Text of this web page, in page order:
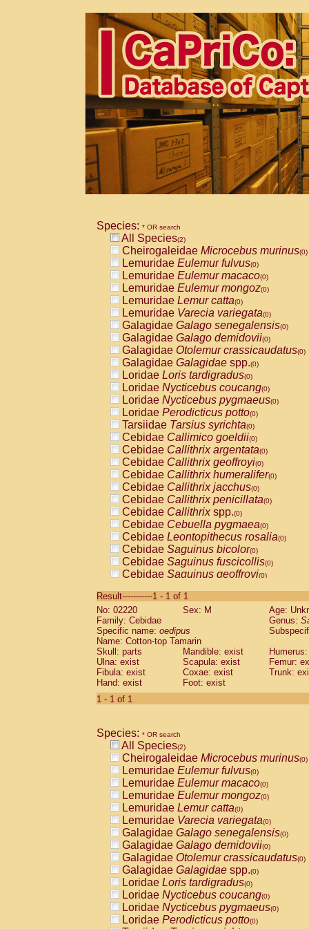
Species: * OR search
All Species(2)
Cheirogaleidae Microcebus murinus(0)
Lemuridae Eulemur fulvus(0)
Lemuridae Eulemur macaco(0)
Lemuridae Eulemur mongoz(0)
Lemuridae Lemur catta(0)
Lemuridae Varecia variegata(0)
Galagidae Galago senegalensis(0)
Galagidae Galago demidovii(0)
Galagidae Otolemur crassicaudatus(0)
Galagidae Galagidae spp.(0)
Loridae Loris tardigradus(0)
Loridae Nycticebus coucang(0)
Loridae Nycticebus pygmaeus(0)
Loridae Perodicticus potto(0)
Tarsiidae Tarsius syrichta(0)
Cebidae Callimico goeldii(0)
Cebidae Callithrix argentata(0)
Cebidae Callithrix geoffroyi(0)
Cebidae Callithrix humeralifer(0)
Cebidae Callithrix jacchus(0)
Cebidae Callithrix penicillata(0)
Cebidae Callithrixspp.(0)
Cebidae Cebuella pygmaea(0)
Cebidae Leontopithecus rosalia(0)
Cebidae Saguinus bicolor(0)
Cebidae Saguinus fuscicollis(0)
Cebidae Saguinus geoffroyi(0)
CebidaeSaguinus labiatus(0)
Cebidae Saguinus leucopus (0)
Cebidae
CebidaeSaguinus mystax
Cebidae Saguinus nigricollis (1)
Cebidae Saguinus oedipus
Cebidae Saguinus weddelli
Cebidae Saguinusspp.
Cebidae
CebidaeCebus capucinus
CebidaeCebus nigrivittatus
CebidaeCebus spp.(0)
CebidaeSaimiri boliviensis(0)
CebidaeSaimiri sciureus(0)
AtelidaeAlouatta caraya(0)
AtelidaeAlouatta fusca(0)
AtelidaeAlouatta seniculus(0)
AtelidaeAlouattaspp.(0)
AtelidaeAteles belzebuth(0)
AtelidaeAteles geoffroyi(0)
AtelidaeAteles paniscus(0)
AtelidaeAtelesspp.(0)
AtelidaeLagothrix lagothricha(0)
AtelidaeLagothrix lagothricha cana
PitheciidaeCacajao calvus
Result-----------1 - 1 of 1
No: 02220
Sex: M
Age:
Family: Cebidae
Genus:
Specific name: oedipus
Name: Cotton-top Tamarin
Skull: parts
Mandible: exist
Ulna: exist
Scapula: exist
Femur:
Fibula: exist
Coxae: exist
Trunk:
Hand: exist
Foot: exist
1 - 1 of 1
Species: * OR search
All Species(2)
Cheirogaleidae Microcebus murinus(0)
Lemuridae Eulemur fulvus(0)
Lemuridae Eulemur macaco(0)
Lemuridae Eulemur mongoz(0)
Lemuridae Lemur catta(0)
Lemuridae Varecia variegata(0)
Galagidae Galago senegalensis(0)
Galagidae Galago demidovii(0)
Galagidae Otolemur crassicaudatus(0)
Galagidae Galagidae spp.(0)
Loridae Loris tardigradus(0)
Loridae Nycticebus coucang(0)
Loridae Nycticebus pygmaeus(0)
Loridae Perodicticus potto(0)